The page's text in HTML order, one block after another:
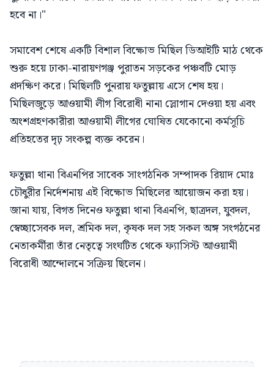
হবে না।"
সমাবেশ শেষে একটি বিশাল বিক্ষোভ মিছিল ডিআইটি মাঠ থেকে
শুরু হয়ে ঢাকা-নারায়ণগঞ্জ পুরাতন সড়কের পঞ্চবটি মোড়
প্রদক্ষিণ করে। মিছিলটি পুনরায় ফতুল্লায় এসে শেষ হয়।
মিছিলজুড়ে আওয়ামী লীগ বিরোধী নানা স্লোগান দেওয়া হয় এবং
অংশগ্রহণকারীরা আওয়ামী লীগের ঘোষিত যেকোনো কর্মসূচি
প্রতিহতের দৃঢ় সংকল্প ব্যক্ত করেন।
ফতুল্লা থানা বিএনপির সাবেক সাংগঠনিক সম্পাদক রিয়াদ মোঃ
চৌধুরীর নির্দেশনায় এই বিক্ষোভ মিছিলের আয়োজন করা হয়।
জানা যায়, বিগত দিনেও ফতুল্লা থানা বিএনপি, ছাত্রদল, যুবদল,
স্বেচ্ছাসেবক দল, শ্রমিক দল, কৃষক দল সহ সকল অঙ্গ সংগঠনের
নেতাকর্মীরা তাঁর নেতৃত্বে সংঘটিত থেকে ফ্যাসিস্ট আওয়ামী
বিরোধী আন্দোলনে সক্রিয় ছিলেন।